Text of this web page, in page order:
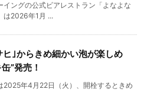
イングの公式ビアレストラン「よなよな
は2026年1月 ...
ヒ｣からきめ細かい泡が楽しめ
”発売！
2025年4月22日（火）、開栓するときめ